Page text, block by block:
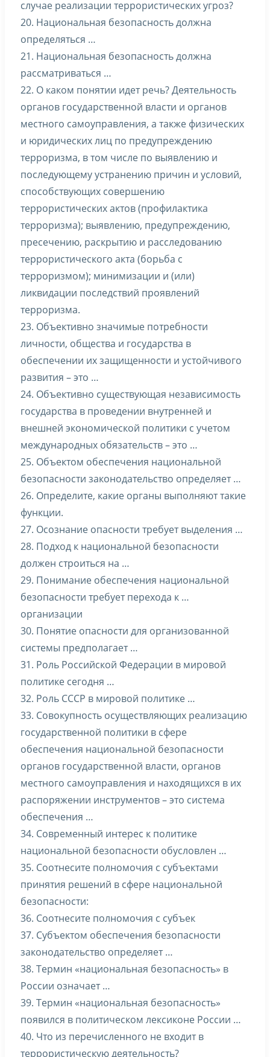
случае реализации террористических угроз?
20. Национальная безопасность должна
определяться …
21. Национальная безопасность должна
рассматриваться …
22. О каком понятии идет речь? Деятельность
органов государственной власти и органов
местного самоуправления, а также физических
и юридических лиц по предупреждению
терроризма, в том числе по выявлению и
последующему устранению причин и условий,
способствующих совершению
террористических актов (профилактика
терроризма); выявлению, предупреждению,
пресечению, раскрытию и расследованию
террористического акта (борьба с
терроризмом); минимизации и (или)
ликвидации последствий проявлений
терроризма.
23. Объективно значимые потребности
личности, общества и государства в
обеспечении их защищенности и устойчивого
развития – это …
24. Объективно существующая независимость
государства в проведении внутренней и
внешней экономической политики с учетом
международных обязательств – это …
25. Объектом обеспечения национальной
безопасности законодательство определяет …
26. Определите, какие органы выполняют такие
функции.
27. Осознание опасности требует выделения …
28. Подход к национальной безопасности
должен строиться на …
29. Понимание обеспечения национальной
безопасности требует перехода к …
организации
30. Понятие опасности для организованной
системы предполагает …
31. Роль Российской Федерации в мировой
политике сегодня …
32. Роль СССР в мировой политике …
33. Совокупность осуществляющих реализацию
государственной политики в сфере
обеспечения национальной безопасности
органов государственной власти, органов
местного самоуправления и находящихся в их
распоряжении инструментов – это система
обеспечения …
34. Современный интерес к политике
национальной безопасности обусловлен …
35. Соотнесите полномочия с субъектами
принятия решений в сфере национальной
безопасности:
36. Соотнесите полномочия с субъек
37. Субъектом обеспечения безопасности
законодательство определяет …
38. Термин «национальная безопасность» в
России означает …
39. Термин «национальная безопасность»
появился в политическом лексиконе России …
40. Что из перечисленного не входит в
террористическую деятельность?